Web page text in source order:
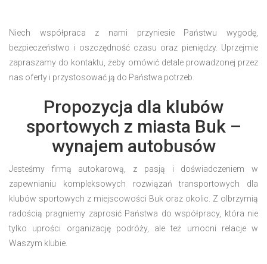
Niech współpraca z nami przyniesie Państwu wygodę,
bezpieczeństwo i oszczędność czasu oraz pieniędzy. Uprzejmie
zapraszamy do kontaktu, żeby omówić detale prowadzonej przez
nas oferty i przystosować ją do Państwa potrzeb.
Propozycja dla klubów
sportowych z miasta Buk –
wynajem autobusów
Jesteśmy firmą autokarową, z pasją i doświadczeniem w
zapewnianiu kompleksowych rozwiązań transportowych dla
klubów sportowych z miejscowości Buk oraz okolic. Z olbrzymią
radością pragniemy zaprosić Państwa do współpracy, która nie
tylko uprości organizację podróży, ale też umocni relacje w
Waszym klubie.